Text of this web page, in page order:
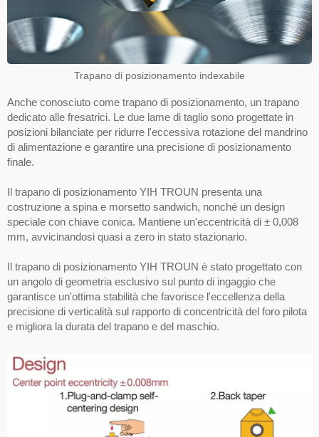
Trapano di posizionamento indexabile
Anche conosciuto come trapano di posizionamento, un trapano
dedicato alle fresatrici. Le due lame di taglio sono progettate in
posizioni bilanciate per ridurre l'eccessiva rotazione del mandrino
di alimentazione e garantire una precisione di posizionamento
finale.
Il trapano di posizionamento YIH TROUN presenta una
costruzione a spina e morsetto sandwich, nonché un design
speciale con chiave conica. Mantiene un'eccentricità di ± 0,008
mm, avvicinandosi quasi a zero in stato stazionario.
Il trapano di posizionamento YIH TROUN è stato progettato con
un angolo di geometria esclusivo sul punto di ingaggio che
garantisce un'ottima stabilità che favorisce l'eccellenza della
precisione di verticalità sul rapporto di concentricità del foro pilota
e migliora la durata del trapano e del maschio.